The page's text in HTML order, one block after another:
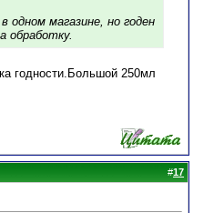
магазине, но годен
обработку.
годности.Большой 250мл
#17